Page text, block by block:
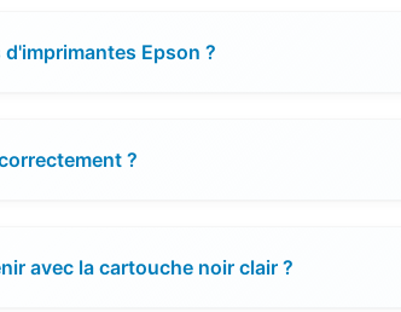
Epson ?
?
avec la cartouche noir clair ?